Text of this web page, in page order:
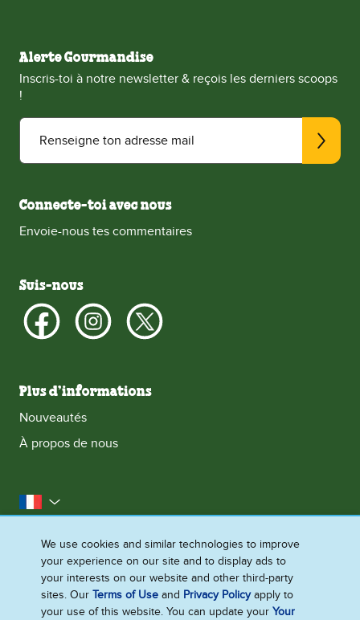
Alerte Gourmandise
Inscris-toi à notre newsletter & reçois les derniers scoops
!
Renseigne ton adresse mail
Connecte-toi avec nous
Envoie-nous tes commentaires
Suis-nous
Plus d’informations
Nouveautés
À propos de nous
la France
Accessibilité
Contactez-nous
Mentions Légales
Politique Cookies
Politique de confidentialité
Plan du site
We use cookies and similar technologies to improve
your experience on our site and to display ads to
your interests on our website and other third-party
sites. OurTerms of Use and Privacy Policyapply to
your use of this website. You can update yourYour